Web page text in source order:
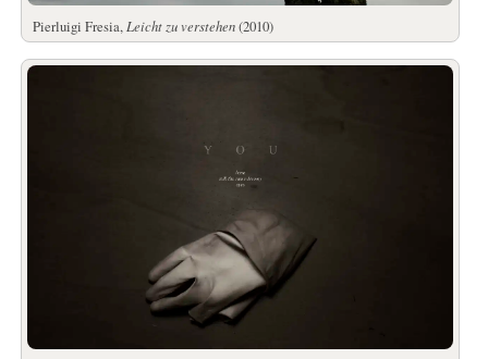
Pierluigi Fresia, Leicht zu verstehen(2010)